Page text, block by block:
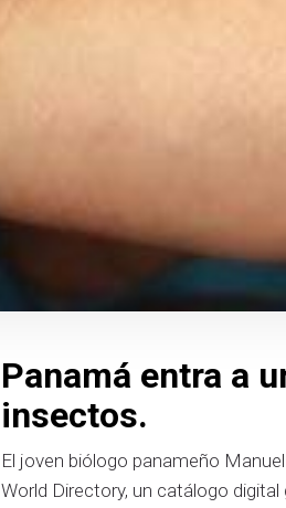
Panamá entra a
insectos.
El joven biólogo panameño
World Directory, un catálogo